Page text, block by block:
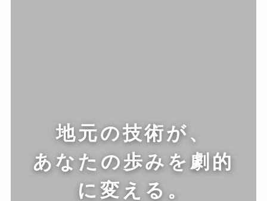
地元の技術が、
あなたの歩みを劇的
に変える。